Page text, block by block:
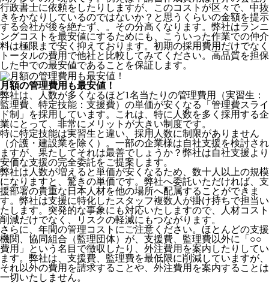
行政書士に依頼をしたりしますが、このコストが区々で、中抜
きをかなりしているのではないか？と思うくらいの金額を提示
する会社が後を絶たず、。その分高くなります。弊社はランニ
ングコストを最安値にするためにも、こういった作業での仲介
料は極限まで安く抑えております。 初期の採用費用だけでなく
トータルの費用で他社と比較してみてください。 高品質を担保
した中での最安値であることを保証します。
月額の管理費用も最安値！
弊社は、
人数が多くなるほど1名当たりの管理費用（実習生：
監理費、特定技能：支援費）の単価が安くなる「管理費スライ
ド制」を採用 しています。これは、特に人数を多く採用する企
業にとって、非常にメリットが大きい制度です。
特に特定技能は実習生と違い、採用人数に制限がありません
（介護・建設業を除く）。一部の企業様は自社支援を検討され
ますが、果たしてそれは最善でしょうか？弊社は自社支援より
安価な支援の完全委託をご提案します。
弊社は人数が増えると単価が安くなるため、数十人以上の規模
になりますと、驚きの単価です。弊社へ委託いただければ、支
援部署の貴重な日本人材を他の場所へ配属することができま
す。弊社は支援に特化したスタッフ複数人が掛け持ちで担当い
たします。突発的な事象にも対応いたしますので、人材コスト
削減だけでなく、リスクの軽減にもつながります。
さらに、年間の管理コストにご注意ください。ほとんどの支援
機関、協同組合（監理団体）が、支援費、監理費以外に「○○
費用」という名目で徴収したり、外注費用を案内したりしてい
ます。弊社は、支援費、監理費を最低限に削減していますが、
それ以外の費用を請求することや、外注費用を案内することは
一切いたしません。